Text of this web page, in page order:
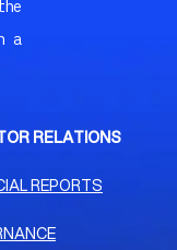
a
RELATIONS
REPORTS